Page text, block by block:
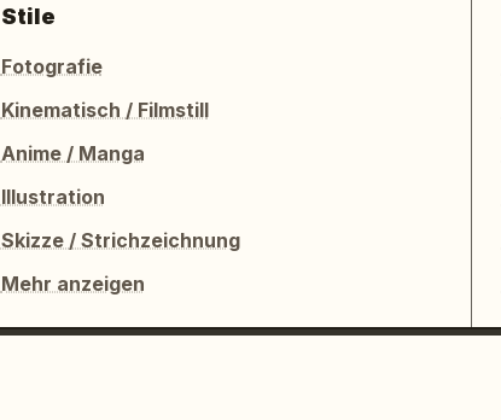
Stile
Fotografie
Kinematisch / Filmstill
Anime / Manga
Illustration
Skizze / Strichzeichnung
Mehr anzeigen